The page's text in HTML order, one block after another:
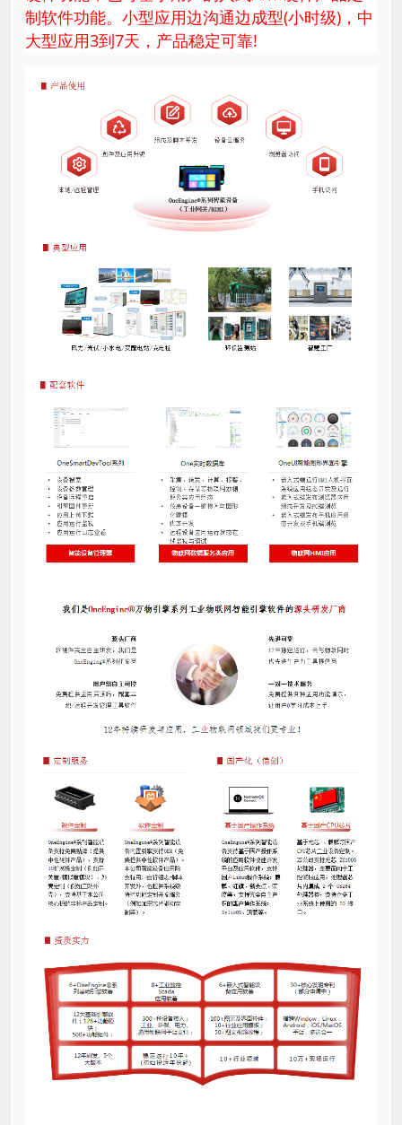
制软件功能。小型应用边沟通边成型(小时级)，中
大型应用3到7天，产品稳定可靠!